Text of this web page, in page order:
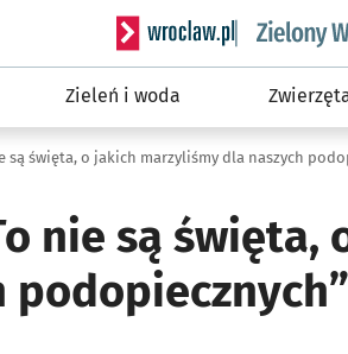
Serwis informacyjny
Zieleń i woda
są święta, o jakich marzyliśmy dla naszych
nie są
podopiecznych”